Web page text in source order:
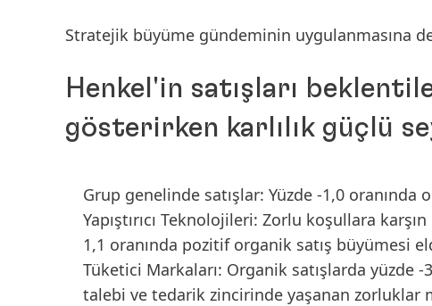
Stratejik büyüme gündeminin uygulanmasına
Henkel'in satışları
gösterirken karlılık güçlü
Grup genelinde satışlar: Yüzde -1,0
Yapıştırıcı Teknolojileri: Zorlu koşullara
1,1 oranında pozitif organik satış büyümesi
Tüketici Markaları: Organik satışlarda yüzde
talebi ve tedarik zincirinde yaşanan